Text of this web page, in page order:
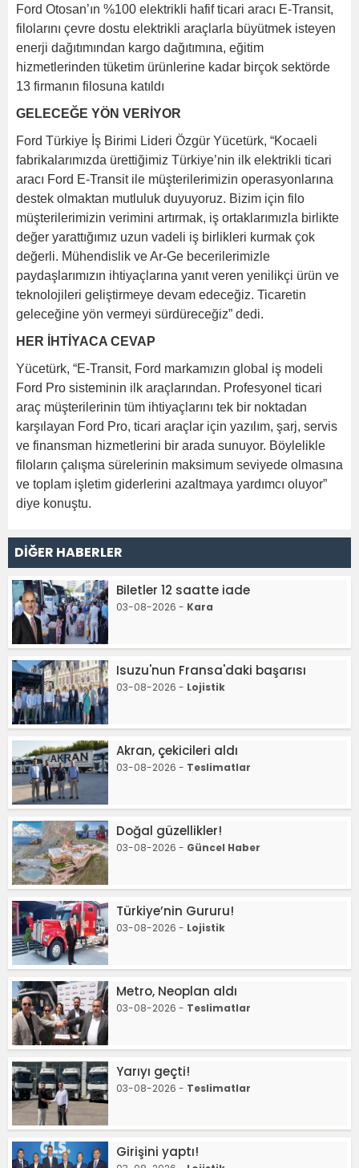
Ford Otosan’ın %100 elektrikli hafif ticari aracı E-Transit,
filolarını çevre dostu elektrikli araçlarla büyütmek isteyen
enerji dağıtımından kargo dağıtımına, eğitim
hizmetlerinden tüketim ürünlerine kadar birçok sektörde
13 firmanın filosuna katıldı
GELECEĞE YÖN VERİYOR
Ford Türkiye İş Birimi Lideri Özgür Yücetürk, “Kocaeli
fabrikalarımızda ürettiğimiz Türkiye’nin ilk elektrikli ticari
aracı Ford E-Transit ile müşterilerimizin operasyonlarına
destek olmaktan mutluluk duyuyoruz. Bizim için filo
müşterilerimizin verimini artırmak, iş ortaklarımızla birlikte
değer yarattığımız uzun vadeli iş birlikleri kurmak çok
değerli. Mühendislik ve Ar-Ge becerilerimizle
paydaşlarımızın ihtiyaçlarına yanıt veren yenilikçi ürün ve
teknolojileri geliştirmeye devam edeceğiz. Ticaretin
geleceğine yön vermeyi sürdüreceğiz” dedi.
HER İHTİYACA CEVAP
Yücetürk, “E-Transit, Ford markamızın global iş modeli
Ford Pro sisteminin ilk araçlarından. Profesyonel ticari
araç müşterilerinin tüm ihtiyaçlarını tek bir noktadan
karşılayan Ford Pro, ticari araçlar için yazılım, şarj, servis
ve finansman hizmetlerini bir arada sunuyor. Böylelikle
filoların çalışma sürelerinin maksimum seviyede olmasına
ve toplam işletim giderlerini azaltmaya yardımcı oluyor”
diye konuştu.
DİĞER HABERLER
Biletler 12 saatte iade
03-08-2026 - Kara
Isuzu'nun Fransa'daki başarısı
03-08-2026 - Lojistik
Akran, çekicileri aldı
03-08-2026 - Teslimatlar
Doğal güzellikler!
03-08-2026 - Güncel Haber
Türkiye’nin Gururu!
03-08-2026 - Lojistik
Metro, Neoplan aldı
03-08-2026 - Teslimatlar
Yarıyı geçti!
03-08-2026 - Teslimatlar
Girişini yaptı!